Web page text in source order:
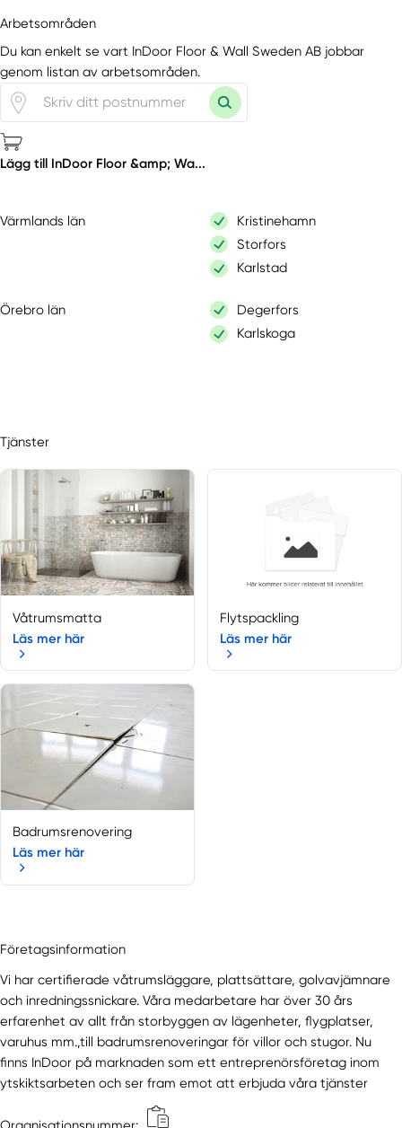
Arbetsområden
Du kan enkelt se vart InDoor Floor & Wall Sweden AB jobbar
genom listan av arbetsområden.
Lägg till InDoor Floor &amp; Wa...
Värmlands län
Kristinehamn
Storfors
Karlstad
Örebro län
Degerfors
Karlskoga
Tjänster
Våtrumsmatta
Läs mer här
Flytspackling
Läs mer här
Badrumsrenovering
Läs mer här
Företagsinformation
Vi har certifierade våtrumsläggare, plattsättare, golvavjämnare
och inredningssnickare. Våra medarbetare har över 30 års
erfarenhet av allt från storbyggen av lägenheter, flygplatser,
varuhus mm.,till badrumsrenoveringar för villor och stugor. Nu
finns InDoor på marknaden som ett entreprenörsföretag inom
ytskiktsarbeten och ser fram emot att erbjuda våra tjänster